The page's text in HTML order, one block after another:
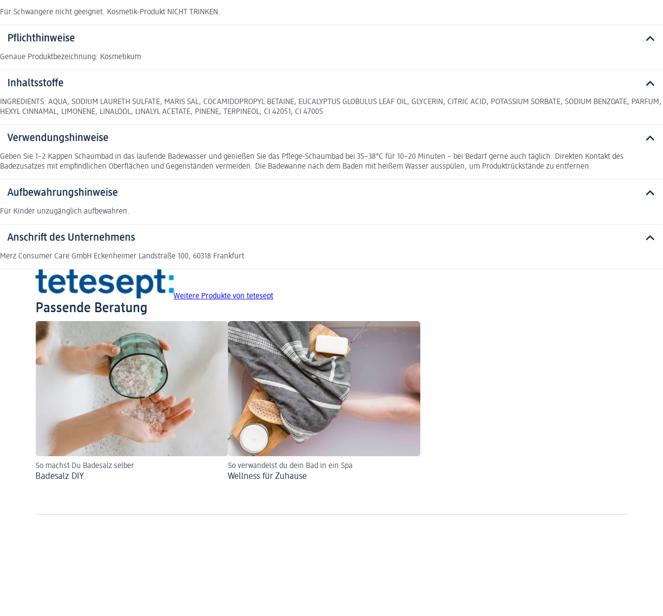
Für Schwangere nicht geeignet. Kosmetik-Produkt NICHT TRINKEN.
Pflichthinweise
Genaue Produktbezeichnung: Kosmetikum
Inhaltsstoffe
INGREDIENTS: AQUA, SODIUM LAURETH SULFATE, MARIS SAL, COCAMIDOPROPYL BETAINE, EUCALYPTUS GLOBULUS LEAF OIL, GLYCERIN, CITRIC ACID, POTASSIUM SORBATE, SODIUM BENZOATE, PARFUM,
HEXYL CINNAMAL, LIMONENE, LINALOOL, LINALYL ACETATE, PINENE, TERPINEOL, CI 42051, CI 47005
Verwendungshinweise
Geben Sie 1–2 Kappen Schaumbad in das laufende Badewasser und genießen Sie das Pflege-Schaumbad bei 35–38°C für 10–20 Minuten – bei Bedarf gerne auch täglich. Direkten Kontakt des
Badezusatzes mit empfindlichen Oberflächen und Gegenständen vermeiden. Die Badewanne nach dem Baden mit heißem Wasser ausspülen, um Produktrückstände zu entfernen.
Aufbewahrungshinweise
Für Kinder unzugänglich aufbewahren.
Anschrift des Unternehmens
Merz Consumer Care GmbH Eckenheimer Landstraße 100, 60318 Frankfurt
Weitere Produkte von tetesept
Passende Beratung
So machst Du Badesalz selber
Badesalz DIY
So verwandelst du dein Bad in ein Spa
Wellness für Zuhause